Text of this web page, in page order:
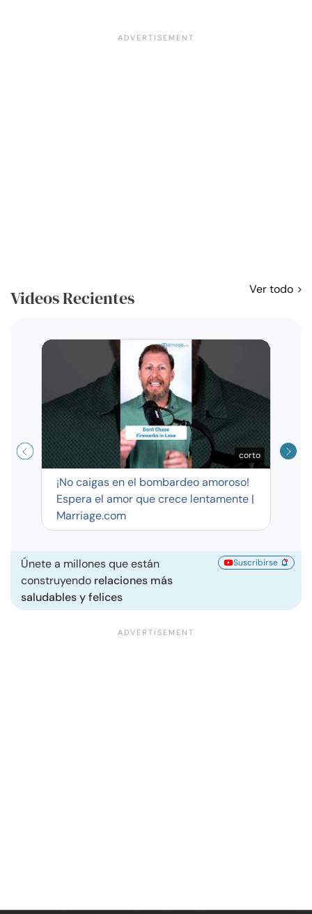
Videos Recientes Ver todo
corto
¡No caigas en el bombardeo amoroso!
Espera el amor que crece lentamente |
Marriage.com
Únete a millones que están
construyendo relaciones más
saludables y felices
Suscribirse